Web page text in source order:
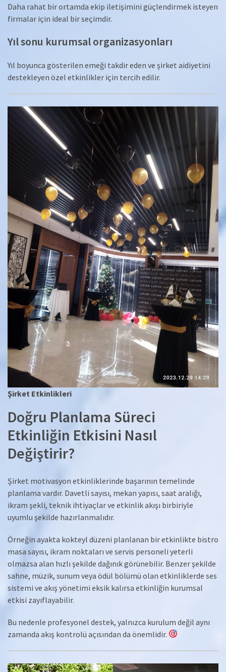
Daha rahat bir ortamda ekip iletişimini güçlendirmek isteyen
firmalar için ideal bir seçimdir.
Yıl sonu kurumsal organizasyonları
Yıl boyunca gösterilen emeği takdir eden ve şirket aidiyetini
destekleyen özel etkinlikler için tercih edilir.
Şirket Etkinlikleri
Doğru Planlama Süreci
Etkinliğin Etkisini Nasıl
Değiştirir?
Şirket motivasyon etkinliklerinde başarının temelinde
planlama vardır. Davetli sayısı, mekan yapısı, saat aralığı,
ikram şekli, teknik ihtiyaçlar ve etkinlik akışı birbiriyle
uyumlu şekilde hazırlanmalıdır.
Örneğin ayakta kokteyl düzeni planlanan bir etkinlikte bistro
masa sayısı, ikram noktaları ve servis personeli yeterli
olmazsa alan hızlı şekilde dağınık görünebilir. Benzer şekilde
sahne, müzik, sunum veya ödül bölümü olan etkinliklerde ses
sistemi ve akış yönetimi eksik kalırsa etkinliğin kurumsal
etkisi zayıflayabilir.
Bu nedenle profesyonel destek, yalnızca kurulum değil aynı
zamanda akış kontrolü açısından da önemlidir.